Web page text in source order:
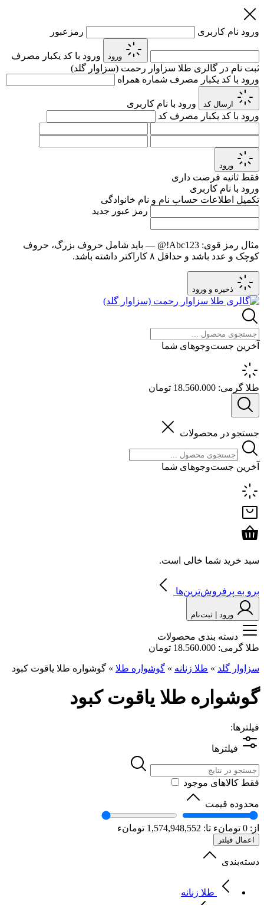
ورود نام کاربری رمزعبور
ورود
ورود با کد یکبار مصرف
ثبت نام در گالری طلا سزاوار رحمت (سزاوار گلد)
ورود با کد یکبار مصرف شماره همراه
ارسال کد
ورود با نام کاربری
ورود با کد یکبار مصرف کد
ورود
فقط ثانیه فرصت داری
ورود با نام کاربری
تکمیل اطلاعات حساب نام و نام خانوادگی
رمز عبور جدید
مثال رمز قوی: Abc123!@
— باید شامل حروف بزرگ، حروف
کوچک و عدد باشد و حداقل ۸ کاراکتر داشته باشد.
ذخیره و ورود
آخرین جست‌وجوهای شما
طلا گرمی: 18.560.000 تومان
جستجو در محصولات
آخرین جست‌وجوهای شما
سبد خرید شما خالی است.
برو به پرفروش‌ترین‌ها
ورود | ثبت‌نام
دسته بندی محصولات
طلا گرمی: 18.560.000 تومان
سزاوار گلد » طلا زنانه » گوشواره طلا » گوشواره طلا یاقوت کبود
گوشواره طلا یاقوت کبود
فیلترها:
فیلترها
فقط کالاهای موجود
محدوده قیمت
از: 0 تومانء تا: 1,574,948,552 تومانء
اعمال فیلتر
دسته‌بندی
طلا زنانه